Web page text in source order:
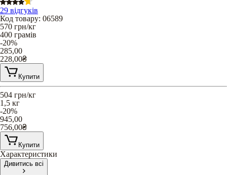
29 відгуків
Код товару: 06589
570 грн/кг
400 грамів
-20%
285,00
228,00₴
Купити
504 грн/кг
1,5 кг
-20%
945,00
756,00₴
Купити
Характеристики
Дивитись всі